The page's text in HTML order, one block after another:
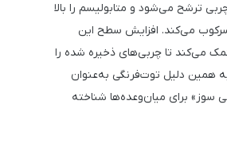
ترشح می‌شود و متابولیسم را بالا
سرکوب می‌کند. افزایش سطح این
می‌کند تا چربی‌های ذخیره شده را
همین دلیل توت‌فرنگی به‌عنوان
سوز» برای میان‌وعده‌ها شناخته